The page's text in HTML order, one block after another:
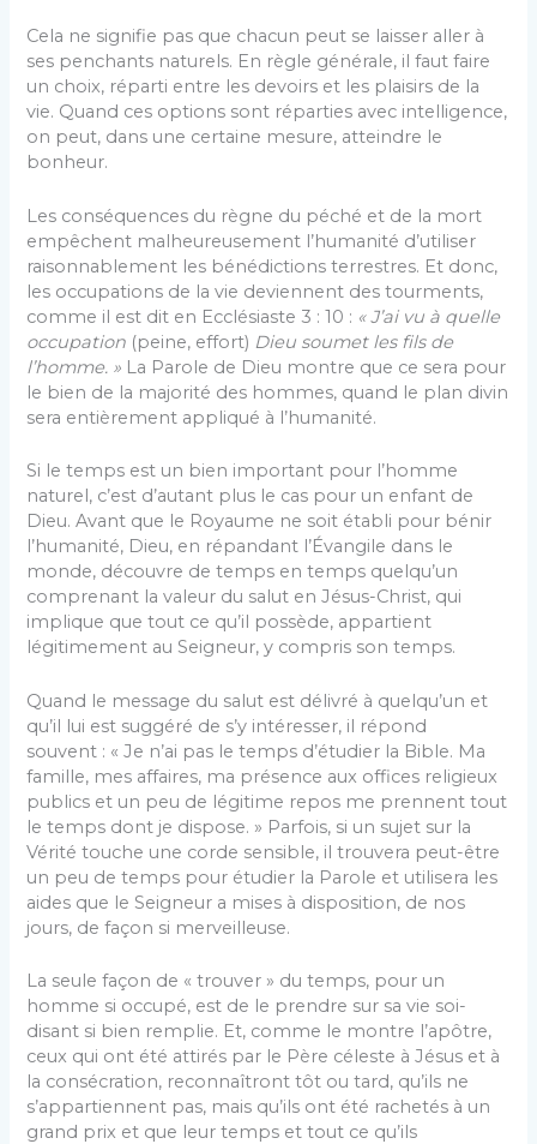
Cela ne signifie pas que chacun peut se laisser aller à
ses penchants naturels. En règle générale, il faut faire
un choix, réparti entre les devoirs et les plaisirs de la
vie. Quand ces options sont réparties avec intelligence,
on peut, dans une certaine mesure, atteindre le
bonheur.
Les conséquences du règne du péché et de la mort
empêchent malheureusement l’humanité d’utiliser
raisonnablement les bénédictions terrestres. Et donc,
les occupations de la vie deviennent des tourments,
comme il est dit en Ecclésiaste 3 : 10 : « J’ai vu à quelle
occupation (peine, effort) Dieu soumet les fils de
l’homme. » La Parole de Dieu montre que ce sera pour
le bien de la majorité des hommes, quand le plan divin
sera entièrement appliqué à l’humanité.
Si le temps est un bien important pour l’homme
naturel, c’est d’autant plus le cas pour un enfant de
Dieu. Avant que le Royaume ne soit établi pour bénir
l’humanité, Dieu, en répandant l’Évangile dans le
monde, découvre de temps en temps quelqu’un
comprenant la valeur du salut en Jésus-Christ, qui
implique que tout ce qu’il possède, appartient
légitimement au Seigneur, y compris son temps.
Quand le message du salut est délivré à quelqu’un et
qu’il lui est suggéré de s’y intéresser, il répond
souvent : « Je n’ai pas le temps d’étudier la Bible. Ma
famille, mes affaires, ma présence aux offices religieux
publics et un peu de légitime repos me prennent tout
le temps dont je dispose. » Parfois, si un sujet sur la
Vérité touche une corde sensible, il trouvera peut-être
un peu de temps pour étudier la Parole et utilisera les
aides que le Seigneur a mises à disposition, de nos
jours, de façon si merveilleuse.
La seule façon de « trouver » du temps, pour un
homme si occupé, est de le prendre sur sa vie soi-
disant si bien remplie. Et, comme le montre l’apôtre,
ceux qui ont été attirés par le Père céleste à Jésus et à
la consécration, reconnaîtront tôt ou tard, qu’ils ne
s’appartiennent pas, mais qu’ils ont été rachetés à un
grand prix et que leur temps et tout ce qu’ils